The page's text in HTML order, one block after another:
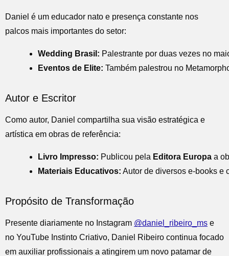
Daniel é um educador nato e presença constante nos
palcos mais importantes do setor:
Wedding Brasil: Palestrante por duas vezes no
Eventos de Elite: Também palestrou no
Autor e Escritor
Como autor, Daniel compartilha sua visão estratégica e
artística em obras de referência:
Livro Impresso: Publicou pela Editora Europa a
Materiais Educativos: Autor de diversos e-books e
Propósito de Transformação
Presente diariamente no Instagram @daniel_ribeiro_ms e
no YouTube Instinto Criativo, Daniel Ribeiro continua focado
em auxiliar profissionais a atingirem um novo patamar de